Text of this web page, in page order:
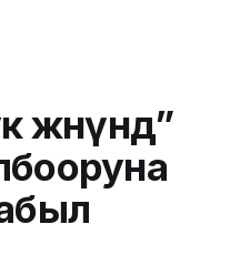
жөнүндө”